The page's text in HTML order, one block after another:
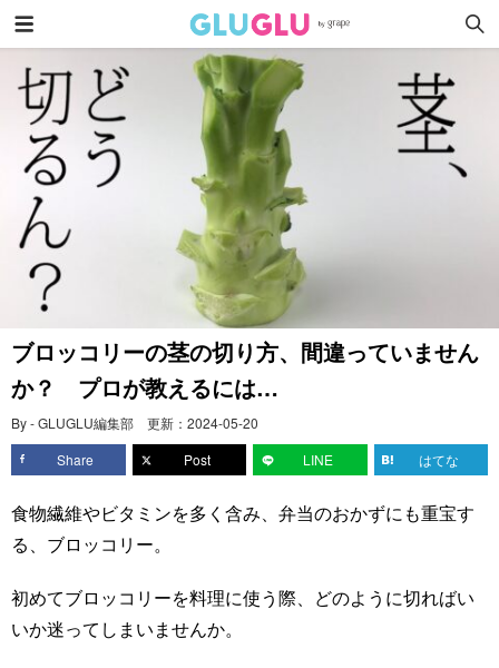
ブロッコリーの茎の切り方、間違っていません
か？ プロが教えるには…
By - GLUGLU編集部 更新： 2024-05-20
Share
Post LINE はてな
食物繊維やビタミンを多く含み、弁当のおかずにも重宝す
る、ブロッコリー。
初めてブロッコリーを料理に使う際、どのように切ればい
いか迷ってしまいませんか。